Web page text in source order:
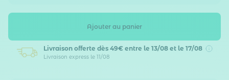
Ajouter au panier
Livraison offerte dès 49€ entre le 13/08 et le 17/08
Livraison express le 11/08